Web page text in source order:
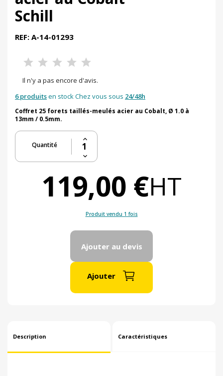
Schill
REF: A-14-01293
Il n'y a pas encore d'avis.
6 produitsen stock Chez vous sous 24/48h
Coffret 25 forets taillés-meulés acier au Cobalt, Ø 1.0 à
13mm / 0.5mm.
Quantité
119,00 €HT
Produit vendu 1 fois
Ajouter au devis
Ajouter
Description Caractéristiques